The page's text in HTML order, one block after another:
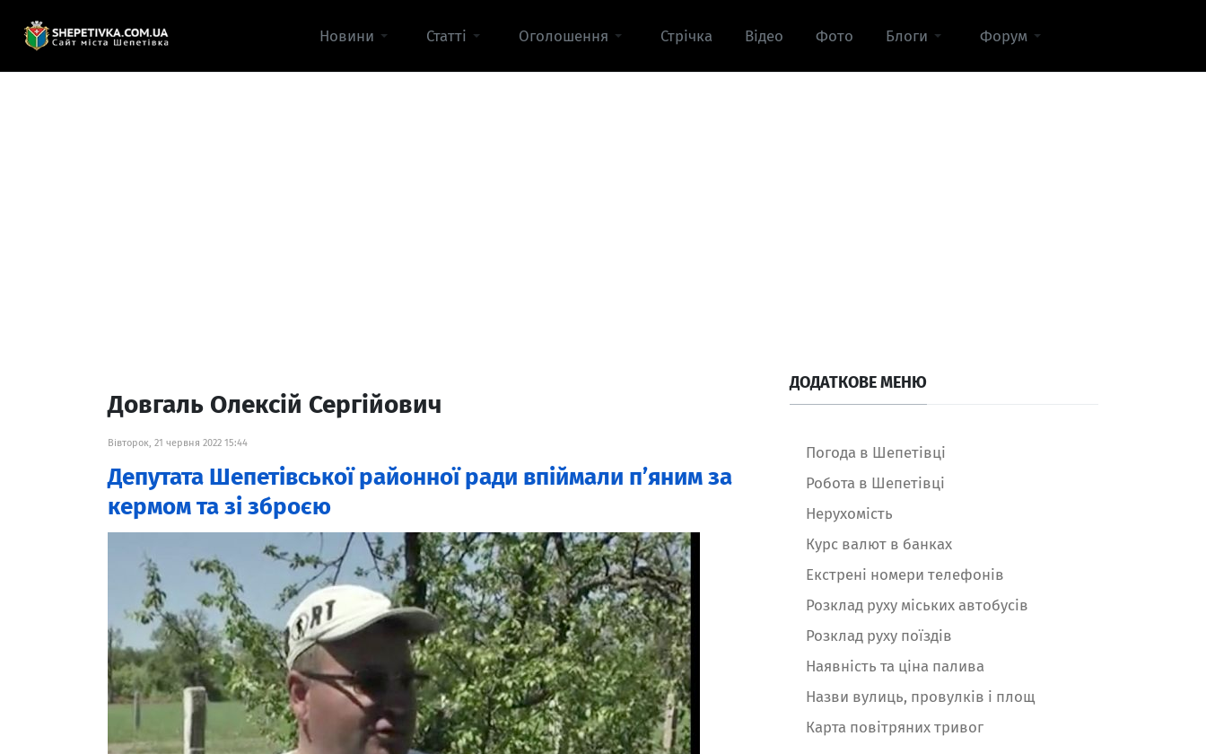
Новини Статті Оголошення Стрічка Відео Фото Блоги Форум
Довгаль Олексій Сергійович
Вівторок, 21 червня 2022 15:44
Депутата Шепетівської районної ради впіймали п’яним за
кермом та зі зброєю
ДОДАТКОВЕ МЕНЮ
Погода в Шепетівці
Робота в Шепетівці
Нерухомість
Курс валют в банках
Екстрені номери телефонів
Розклад руху міських автобусів
Розклад руху поїздів
Наявність та ціна палива
Назви вулиць, провулків і площ
Карта повітряних тривог